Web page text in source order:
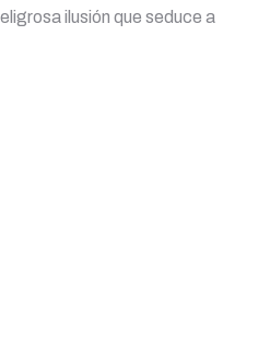
ilusión que seduce a